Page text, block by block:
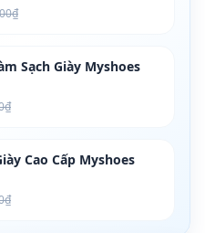
Sạch Giày Myshoes
Cao Cấp Myshoes